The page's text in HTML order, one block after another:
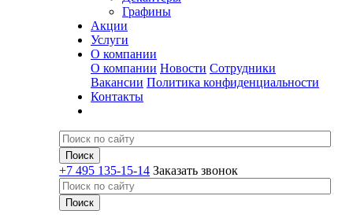
Графины
Акции
Услуги
О компании
О компании Новости Сотрудники
Вакансии Политика конфиденциальности
Контакты
+7 495 135-15-14 Заказать звонок